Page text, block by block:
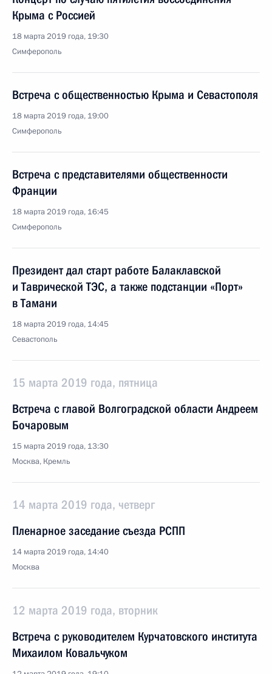
Крыма с Россией
18 марта 2019 года, 19:30
Симферополь
Встреча с общественностью Крыма и Севастополя
18 марта 2019 года, 19:00
Симферополь
Встреча с представителями общественности
Франции
18 марта 2019 года, 16:45
Симферополь
Президент дал старт работе Балаклавской
и Таврической ТЭС, а также подстанции «Порт»
в Тамани
18 марта 2019 года, 14:45
Севастополь
15 марта 2019 года, пятница
Встреча с главой Волгоградской области Андреем
Бочаровым
15 марта 2019 года, 13:30
Москва, Кремль
14 марта 2019 года, четверг
Пленарное заседание съезда РСПП
14 марта 2019 года, 14:40
Москва
12 марта 2019 года, вторник
Встреча с руководителем Курчатовского института
Михаилом Ковальчуком